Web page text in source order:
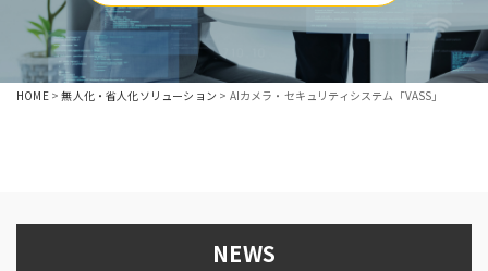
HOME>無人化・省人化ソリューション > AIカメラ・セキュリティシステム「VASS」
NEWS